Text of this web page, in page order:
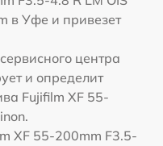
в Уфе и привезет
центра
и определит
Fujifilm XF 55-
XF 55-200mm F3.5-